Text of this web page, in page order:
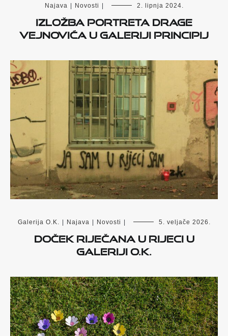
Najava Novosti 2. lipnja 2024.
Izložba portreta Drage
Vejnovića u Galeriji Principij
Galerija O.K. Najava Novosti 5. veljače 2026.
Doček Riječana u Rijeci u
Galeriji O.K.